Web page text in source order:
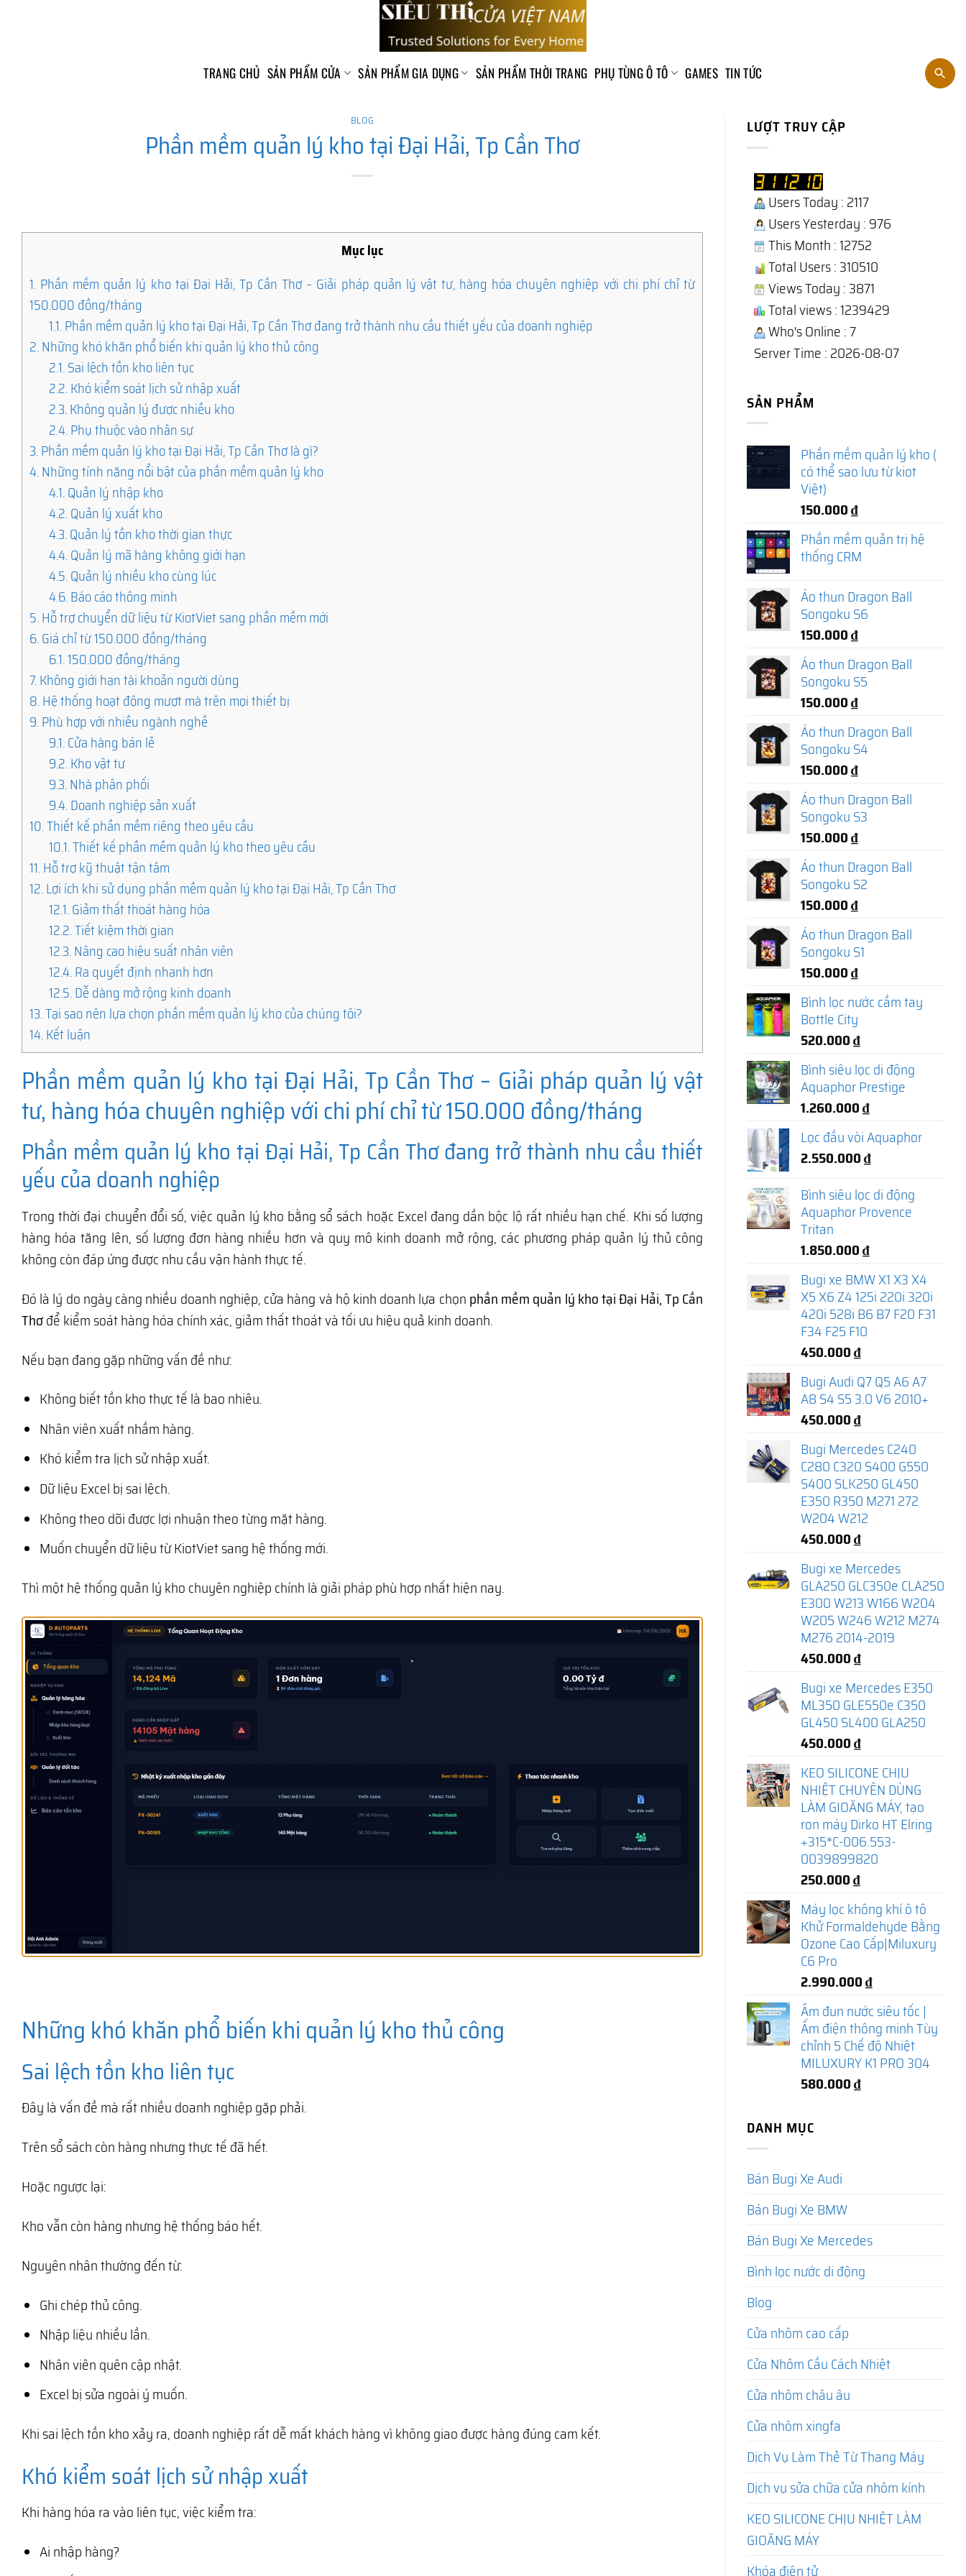
TRANG CHỦ SẢN PHẨM CỬA SẢN PHẨM GIA DỤNG SẢN PHẨM THỜI TRANG PHỤ TÙNG Ô TÔ GAMES TIN TỨC
BLOG
Phần mềm quản lý kho tại Đại Hải, Tp Cần Thơ
Mục lục
1. Phần mềm quản lý kho tại Đại Hải, Tp Cần Thơ – Giải pháp quản lý vật tư, hàng hóa chuyên nghiệp với chi phí chỉ từ
150.000 đồng/tháng
1.1.Phần mềm quản lý kho tại Đại Hải, Tp Cần Thơ đang trở thành nhu cầu thiết yếu của doanh nghiệp
2.Những khó khăn phổ biến khi quản lý kho thủ công
2.1.Sai lệch tồn kho liên tục
2.2.Khó kiểm soát lịch sử nhập xuất
2.3.Không quản lý được nhiều kho
2.4.Phụ thuộc vào nhân sự
3.Phần mềm quản lý kho tại Đại Hải, Tp Cần Thơ là gì?
4.Những tính năng nổi bật của phần mềm quản lý kho
4.1.Quản lý nhập kho
4.2.Quản lý xuất kho
4.3.Quản lý tồn kho thời gian thực
4.4.Quản lý mã hàng không giới hạn
4.5.Quản lý nhiều kho cùng lúc
4.6.Báo cáo thông minh
5.Hỗ trợ chuyển dữ liệu từ KiotViet sang phần mềm mới
6.Giá chỉ từ 150.000 đồng/tháng
6.1.150.000 đồng/tháng
7.Không giới hạn tài khoản người dùng
8.Hệ thống hoạt động mượt mà trên mọi thiết bị
9.Phù hợp với nhiều ngành nghề
9.1.Cửa hàng bán lẻ
9.2.Kho vật tư
9.3.Nhà phân phối
9.4.Doanh nghiệp sản xuất
10.Thiết kế phần mềm riêng theo yêu cầu
10.1.Thiết kế phần mềm quản lý kho theo yêu cầu
11.Hỗ trợ kỹ thuật tận tâm
12.Lợi ích khi sử dụng phần mềm quản lý kho tại Đại Hải, Tp Cần Thơ
12.1.Giảm thất thoát hàng hóa
12.2.Tiết kiệm thời gian
12.3.Nâng cao hiệu suất nhân viên
12.4.Ra quyết định nhanh hơn
12.5.Dễ dàng mở rộng kinh doanh
13.Tại sao nên lựa chọn phần mềm quản lý kho của chúng tôi?
14.Kết luận
Phần mềm quản lý kho tại Đại Hải, Tp Cần Thơ – Giải pháp quản lý vật
tư, hàng hóa chuyên nghiệp với chi phí chỉ từ 150.000 đồng/tháng
Phần mềm quản lý kho tại Đại Hải, Tp Cần Thơ đang trở thành nhu cầu thiết
yếu của doanh nghiệp
Trong thời đại chuyển đổi số, việc quản lý kho bằng sổ sách hoặc Excel đang dần bộc lộ rất nhiều hạn chế. Khi số lượng
hàng hóa tăng lên, số lượng đơn hàng nhiều hơn và quy mô kinh doanh mở rộng, các phương pháp quản lý thủ công
không còn đáp ứng được nhu cầu vận hành thực tế.
Đó là lý do ngày càng nhiều doanh nghiệp, cửa hàng và hộ kinh doanh lựa chọn phần mềm quản lý kho tại Đại Hải, Tp Cần
Thơđể kiểm soát hàng hóa chính xác, giảm thất thoát và tối ưu hiệu quả kinh doanh.
Nếu bạn đang gặp những vấn đề như:
Không biết tồn kho thực tế là bao nhiêu.
Nhân viên xuất nhầm hàng.
Khó kiểm tra lịch sử nhập xuất.
Dữ liệu Excel bị sai lệch.
Không theo dõi được lợi nhuận theo từng mặt hàng.
Muốn chuyển dữ liệu từ KiotViet sang hệ thống mới.
Thì một hệ thống quản lý kho chuyên nghiệp chính là giải pháp phù hợp nhất hiện nay.
Những khó khăn phổ biến khi quản lý kho thủ công
Sai lệch tồn kho liên tục
Đây là vấn đề mà rất nhiều doanh nghiệp gặp phải.
Trên sổ sách còn hàng nhưng thực tế đã hết.
Hoặc ngược lại:
Kho vẫn còn hàng nhưng hệ thống báo hết.
Nguyên nhân thường đến từ:
Ghi chép thủ công.
Nhập liệu nhiều lần.
Nhân viên quên cập nhật.
Excel bị sửa ngoài ý muốn.
Khi sai lệch tồn kho xảy ra, doanh nghiệp rất dễ mất khách hàng vì không giao được hàng đúng cam kết.
Khó kiểm soát lịch sử nhập xuất
Khi hàng hóa ra vào liên tục, việc kiểm tra:
Ai nhập hàng?
LƯỢT TRUY CẬP
Users Today : 2117
Users Yesterday : 976
This Month : 12752
Total Users : 310510
Views Today : 3871
Total views : 1239429
Who's Online : 7
Server Time : 2026-08-07
SẢN PHẨM
Phần mềm quản lý kho (
có thể sao lưu từ kiot
Việt)
150.000₫
Phần mềm quản trị hệ
thống CRM
Áo thun Dragon Ball
Songoku S6
150.000₫
Áo thun Dragon Ball
Songoku S5
150.000₫
Áo thun Dragon Ball
Songoku S4
150.000₫
Áo thun Dragon Ball
Songoku S3
150.000₫
Áo thun Dragon Ball
Songoku S2
150.000₫
Áo thun Dragon Ball
Songoku S1
150.000₫
Bình lọc nước cầm tay
Bottle City
520.000₫
Bình siêu lọc di động
Aquaphor Prestige
1.260.000₫
Lọc đầu vòi Aquaphor
2.550.000₫
Bình siêu lọc di động
Aquaphor Provence
Tritan
1.850.000₫
Bugi xe BMW X1 X3 X4
X5 X6 Z4 125i 220i 320i
420i 528i B6 B7 F20 F31
F34 F25 F10
450.000₫
Bugi Audi Q7 Q5 A6 A7
A8 S4 S5 3.0 V6 2010+
450.000₫
Bugi Mercedes C240
C280 C320 S400 G550
S400 SLK250 GL450
E350 R350 M271 272
W204 W212
450.000₫
Bugi xe Mercedes
GLA250 GLC350e CLA250
E300 W213 W166 W204
W205 W246 W212 M274
M276 2014-2019
450.000₫
Bugi xe Mercedes E350
ML350 GLE550e C350
GL450 SL400 GLA250
450.000₫
KEO SILICONE CHỊU
NHIỆT CHUYÊN DÙNG
LÀM GIOĂNG MÁY, tạo
ron máy Dirko HT Elring
+315*C-006.553-
0039899820
250.000₫
Máy lọc không khí ô tô
Khử Formaldehyde Bằng
Ozone Cao Cấp|Miluxury
C6 Pro
2.990.000₫
Ấm đun nước siêu tốc |
Ấm điện thông minh Tùy
chỉnh 5 Chế độ Nhiệt
MILUXURY K1 PRO 304
580.000₫
DANH MỤC
Bán Bugi Xe Audi
Bán Bugi Xe BMW
Bán Bugi Xe Mercedes
Bình lọc nước di động
Blog
Cửa nhôm cao cấp
Cửa Nhôm Cầu Cách Nhiệt
Cửa nhôm châu âu
Cửa nhôm xingfa
Dịch Vụ Làm Thẻ Từ Thang Máy
Dịch vụ sửa chữa cửa nhôm kính
KEO SILICONE CHỊU NHIỆT LÀM
GIOĂNG MÁY
Khóa điện tử